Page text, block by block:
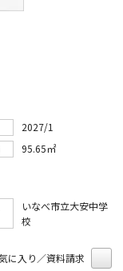
2027/1
95.65㎡
いなべ市立大安中学
校
に入り／資料請求